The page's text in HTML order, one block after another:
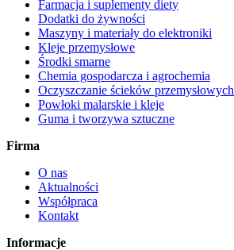
Farmacja i suplementy diety
Dodatki do żywności
Maszyny i materiały do elektroniki
Kleje przemysłowe
Środki smarne
Chemia gospodarcza i agrochemia
Oczyszczanie ścieków przemysłowych
Powłoki malarskie i kleje
Guma i tworzywa sztuczne
Firma
O nas
Aktualności
Współpraca
Kontakt
Informacje